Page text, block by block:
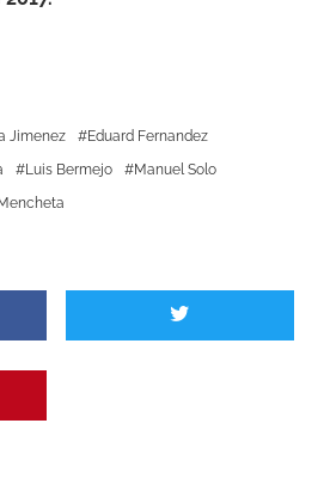
Jimenez
Eduard Fernandez
Luis Bermejo
Manuel Solo